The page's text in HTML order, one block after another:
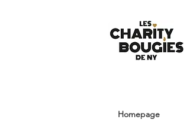
Homepage